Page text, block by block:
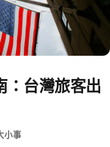
台灣旅客出
小事